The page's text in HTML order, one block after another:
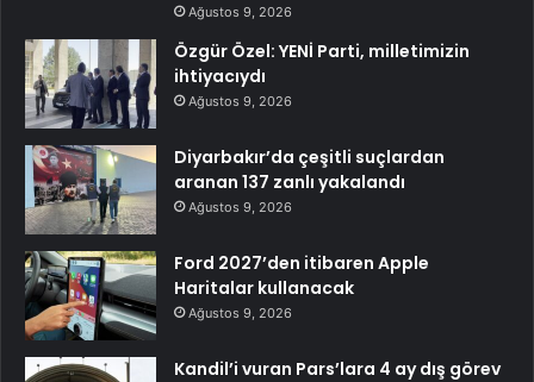
Ağustos 9, 2026
Özgür Özel: YENİ Parti, milletimizin
ihtiyacıydı
Ağustos 9, 2026
Diyarbakır’da çeşitli suçlardan
aranan 137 zanlı yakalandı
Ağustos 9, 2026
Ford 2027’den itibaren Apple
Haritalar kullanacak
Ağustos 9, 2026
Kandil’i vuran Pars’lara 4 ay dış görev